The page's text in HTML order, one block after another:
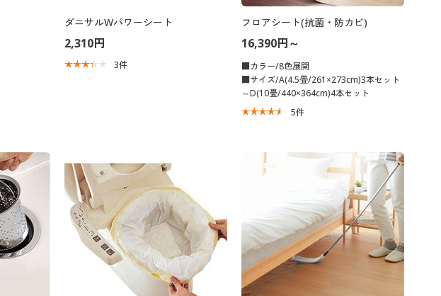
ダニサルWパワーシート
2,310円
3件
フロアシート(抗菌・防カビ)
16,390円～
■カラー/8色展開
■サイズ/A(4.5畳/261×273cm)3本セット
～D(10畳/440×364cm)4本セット
5件